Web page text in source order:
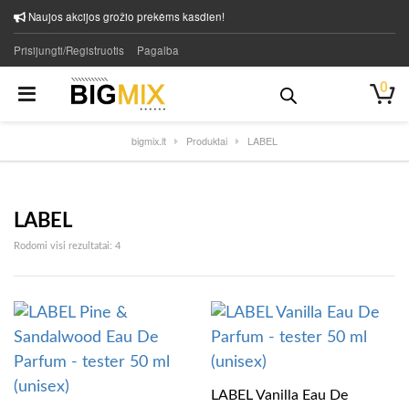
Naujos akcijos grožio prekėms kasdien!
Prisijungti/Registruotis Pagalba
0
bigmix.lt Produktai LABEL
LABEL
Rodomi visi rezultatai: 4Rūšiuojama pagal naujausią
LABEL Vanilla Eau De